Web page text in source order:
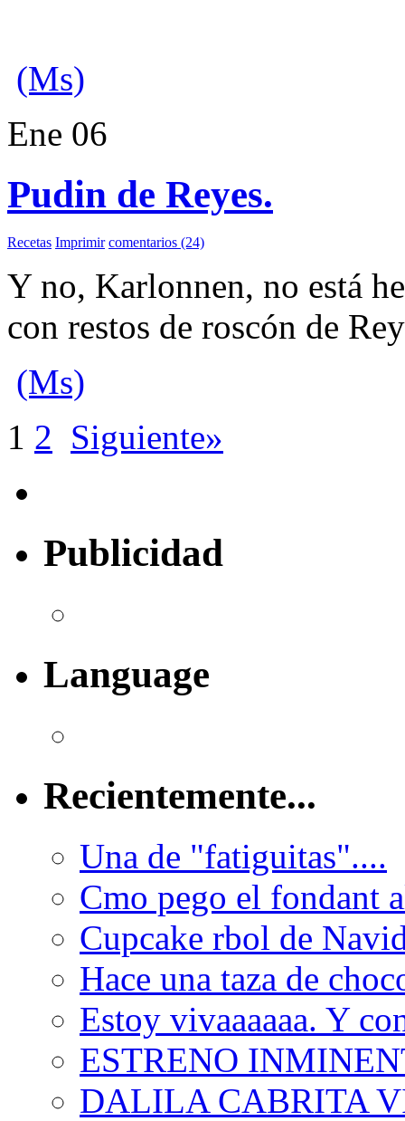
(Ms)
Ene 06
Pudin de Reyes.
Recetas Imprimir comentarios (24)
Y no, Karlonnen, no está
con restos de roscón de
(Ms)
1 2 Siguiente»
Publicidad
Language
Recientemente...
Una de "fatiguitas"....
Cmo pego el fondant
Cupcake rbol de
Hace una taza de
Estoy vivaaaaaa. Y
ESTRENO
DALILA CABRITA